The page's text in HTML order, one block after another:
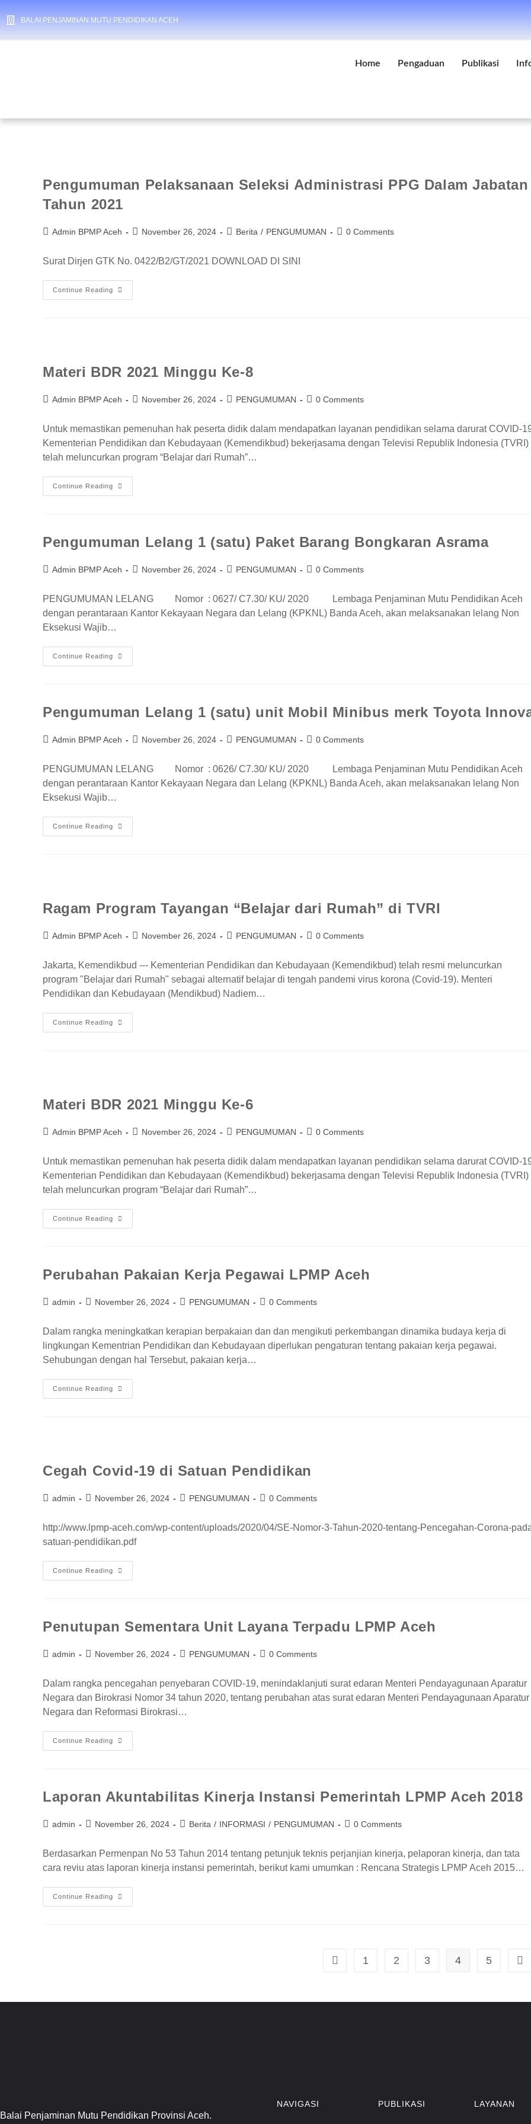
BALAI PENJAMINAN MUTU PENDIDIKAN ACEH
Home Pengaduan Publikasi
Pengumuman Pelaksanaan Seleksi Administrasi PPG Dalam Jabatan
Tahun 2021
Admin BPMP Aceh November 26, 2024 Berita / PENGUMUMAN 0 Comments
Surat Dirjen GTK No. 0422/B2/GT/2021 DOWNLOAD DI SINI
Continue Reading
Materi BDR 2021 Minggu Ke-8
Admin BPMP Aceh November 26, 2024 PENGUMUMAN 0 Comments
Untuk memastikan pemenuhan hak peserta didik dalam mendapatkan layanan pendidikan selama darurat COVID-
Kementerian Pendidikan dan Kebudayaan (Kemendikbud) bekerjasama dengan Televisi Republik Indonesia (TVRI)
telah meluncurkan program “Belajar dari Rumah”…
Continue Reading
Pengumuman Lelang 1 (satu) Paket Barang Bongkaran Asrama
Admin BPMP Aceh November 26, 2024 PENGUMUMAN 0 Comments
PENGUMUMAN LELANG Nomor : 0627/ C7.30/ KU/ 2020 Lembaga Penjaminan Mutu Pendidikan Aceh
dengan perantaraan Kantor Kekayaan Negara dan Lelang (KPKNL) Banda Aceh, akan melaksanakan lelang Non
Eksekusi Wajib…
Continue Reading
Pengumuman Lelang 1 (satu) unit Mobil Minibus merk Toyota
Admin BPMP Aceh November 26, 2024 PENGUMUMAN 0 Comments
PENGUMUMAN LELANG Nomor : 0626/ C7.30/ KU/ 2020 Lembaga Penjaminan Mutu Pendidikan Aceh
dengan perantaraan Kantor Kekayaan Negara dan Lelang (KPKNL) Banda Aceh, akan melaksanakan lelang Non
Eksekusi Wajib…
Continue Reading
Ragam Program Tayangan “Belajar dari Rumah” di TVRI
Admin BPMP Aceh November 26, 2024 PENGUMUMAN 0 Comments
Jakarta, Kemendikbud --- Kementerian Pendidikan dan Kebudayaan (Kemendikbud) telah resmi meluncurkan
program "Belajar dari Rumah" sebagai alternatif belajar di tengah pandemi virus korona (Covid-19). Menteri
Pendidikan dan Kebudayaan (Mendikbud) Nadiem…
Continue Reading
Materi BDR 2021 Minggu Ke-6
Admin BPMP Aceh November 26, 2024 PENGUMUMAN 0 Comments
Untuk memastikan pemenuhan hak peserta didik dalam mendapatkan layanan pendidikan selama darurat COVID-
Kementerian Pendidikan dan Kebudayaan (Kemendikbud) bekerjasama dengan Televisi Republik Indonesia (TVRI)
telah meluncurkan program “Belajar dari Rumah”…
Continue Reading
Perubahan Pakaian Kerja Pegawai LPMP Aceh
admin November 26, 2024 PENGUMUMAN 0 Comments
Dalam rangka meningkatkan kerapian berpakaian dan dan mengikuti perkembangan dinamika budaya kerja di
lingkungan Kementrian Pendidikan dan Kebudayaan diperlukan pengaturan tentang pakaian kerja pegawai.
Sehubungan dengan hal Tersebut, pakaian kerja…
Continue Reading
Cegah Covid-19 di Satuan Pendidikan
admin November 26, 2024 PENGUMUMAN 0 Comments
http://www.lpmp-aceh.com/wp-content/uploads/2020/04/SE-Nomor-3-Tahun-2020-tentang-Pencegahan-Corona-
satuan-pendidikan.pdf
Continue Reading
Penutupan Sementara Unit Layana Terpadu LPMP Aceh
admin November 26, 2024 PENGUMUMAN 0 Comments
Dalam rangka pencegahan penyebaran COVID-19, menindaklanjuti surat edaran Menteri Pendayagunaan Aparatur
Negara dan Birokrasi Nomor 34 tahun 2020, tentang perubahan atas surat edaran Menteri Pendayagunaan Aparatur
Negara dan Reformasi Birokrasi…
Continue Reading
Laporan Akuntabilitas Kinerja Instansi Pemerintah LPMP Aceh 2018
admin November 26, 2024 Berita / INFORMASI / PENGUMUMAN 0 Comments
Berdasarkan Permenpan No 53 Tahun 2014 tentang petunjuk teknis perjanjian kinerja, pelaporan kinerja, dan tata
cara reviu atas laporan kinerja instansi pemerintah, berikut kami umumkan : Rencana Strategis LPMP Aceh 2015…
Continue Reading
1 2 3 4 5
Balai Penjaminan Mutu Pendidikan Provinsi Aceh.
NAVIGASI PUBLIKASI LAYANAN